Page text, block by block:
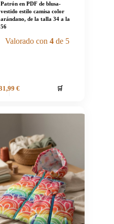
Patrón en PDF de blusa-
vestido estilo camisa color
arándano, de la talla 34 a la
56
Valorado con 4de 5
€ 🛒